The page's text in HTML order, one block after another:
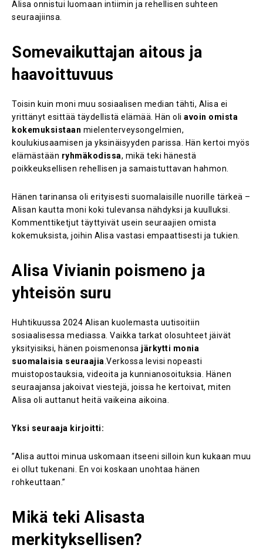
Alisa onnistui luomaan intiimin ja rehellisen suhteen
seuraajiinsa.
Somevaikuttajan aitous ja
haavoittuvuus
Toisin kuin moni muu sosiaalisen median tähti, Alisa ei
yrittänyt esittää täydellistä elämää. Hän oli avoin omista
kokemuksistaan mielenterveysongelmien,
koulukiusaamisen ja yksinäisyyden parissa. Hän kertoi myös
elämästään ryhmäkodissa, mikä teki hänestä
poikkeuksellisen rehellisen ja samaistuttavan hahmon.
Hänen tarinansa oli erityisesti suomalaisille nuorille tärkeä –
Alisan kautta moni koki tulevansa nähdyksi ja kuulluksi.
Kommenttiketjut täyttyivät usein seuraajien omista
kokemuksista, joihin Alisa vastasi empaattisesti ja tukien.
Alisa Vivianin poismeno ja
yhteisön suru
Huhtikuussa 2024 Alisan kuolemasta uutisoitiin
sosiaalisessa mediassa. Vaikka tarkat olosuhteet jäivät
yksityisiksi, hänen poismenonsa järkytti monia
suomalaisia seuraajia .Verkossa levisi nopeasti
muistopostauksia, videoita ja kunnianosoituksia. Hänen
seuraajansa jakoivat viestejä, joissa he kertoivat, miten
Alisa oli auttanut heitä vaikeina aikoina.
Yksi seuraaja kirjoitti:
”Alisa auttoi minua uskomaan itseeni silloin kun kukaan muu
ei ollut tukenani. En voi koskaan unohtaa hänen
rohkeuttaan.”
Mikä teki Alisasta
merkityksellisen?